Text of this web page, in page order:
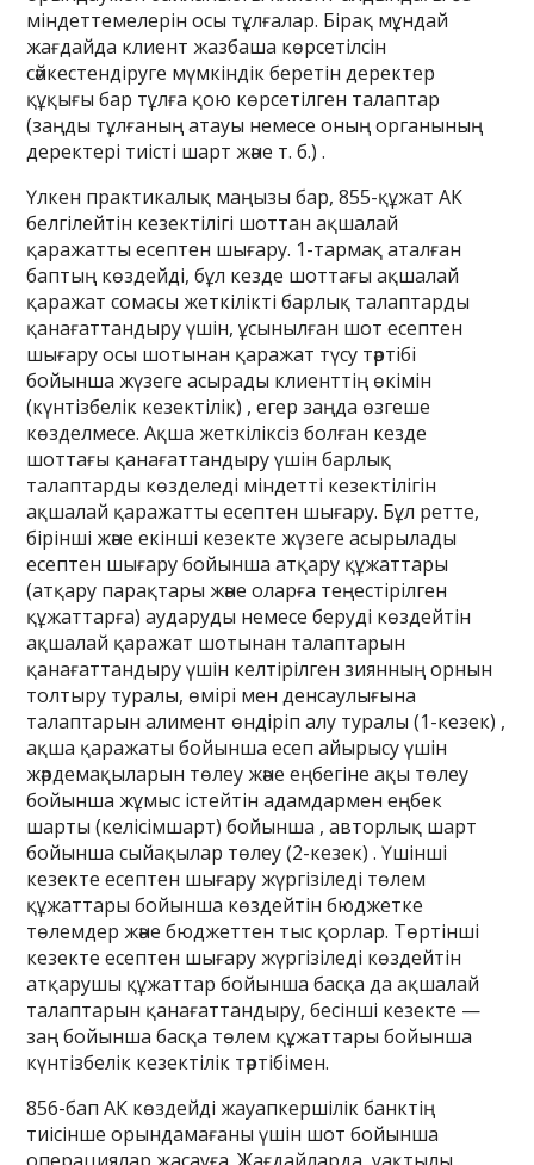
міндеттемелерін осы тұлғалар. Бірақ мұндай
жағдайда клиент жазбаша көрсетілсін
сәйкестендіруге мүмкіндік беретін деректер
құқығы бар тұлға қою көрсетілген талаптар
(заңды тұлғаның атауы немесе оның органының
деректері тиісті шарт және т. б.) .
Үлкен практикалық маңызы бар, 855-құжат АК
белгілейтін кезектілігі шоттан ақшалай
қаражатты есептен шығару. 1-тармақ аталған
баптың көздейді, бұл кезде шоттағы ақшалай
қаражат сомасы жеткілікті барлық талаптарды
қанағаттандыру үшін, ұсынылған шот есептен
шығару осы шотынан қаражат түсу тәртібі
бойынша жүзеге асырады клиенттің өкімін
(күнтізбелік кезектілік) , егер заңда өзгеше
көзделмесе. Ақша жеткіліксіз болған кезде
шоттағы қанағаттандыру үшін барлық
талаптарды көзделеді міндетті кезектілігін
ақшалай қаражатты есептен шығару. Бұл ретте,
бірінші және екінші кезекте жүзеге асырылады
есептен шығару бойынша атқару құжаттары
(атқару парақтары және оларға теңестірілген
құжаттарға) аударуды немесе беруді көздейтін
ақшалай қаражат шотынан талаптарын
қанағаттандыру үшін келтірілген зиянның орнын
толтыру туралы, өмірі мен денсаулығына
талаптарын алимент өндіріп алу туралы (1-кезек) ,
ақша қаражаты бойынша есеп айырысу үшін
жәрдемақыларын төлеу және еңбегіне ақы төлеу
бойынша жұмыс істейтін адамдармен еңбек
шарты (келісімшарт) бойынша , авторлық шарт
бойынша сыйақылар төлеу (2-кезек) . Үшінші
кезекте есептен шығару жүргізіледі төлем
құжаттары бойынша көздейтін бюджетке
төлемдер және бюджеттен тыс қорлар. Төртінші
кезекте есептен шығару жүргізіледі көздейтін
атқарушы құжаттар бойынша басқа да ақшалай
талаптарын қанағаттандыру, бесінші кезекте —
заң бойынша басқа төлем құжаттары бойынша
күнтізбелік кезектілік тәртібімен.
856-бап АК көздейді жауапкершілік банктің
тиісінше орындамағаны үшін шот бойынша